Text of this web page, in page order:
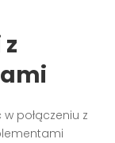
połączeniu z